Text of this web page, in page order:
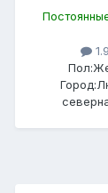
Пол:
Город: